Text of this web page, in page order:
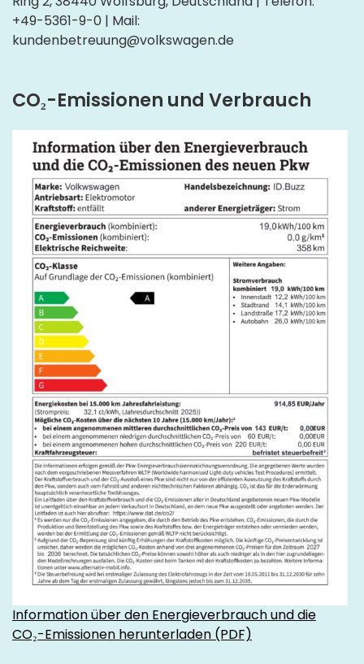
+49-5361-9-0 | Mail:
kundenbetreuung@volkswagen.de
CO₂-Emissionen und Verbrauch
Information über den Energieverbrauch und die
CO₂-Emissionen herunterladen (PDF)